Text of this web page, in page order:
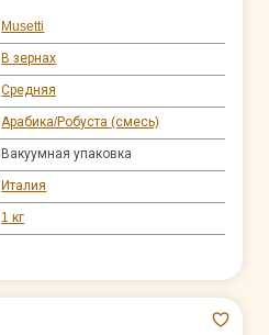
Musetti
В зернах
Средняя
Арабика/Робуста (смесь)
Вакуумная упаковка
Италия
1 кг